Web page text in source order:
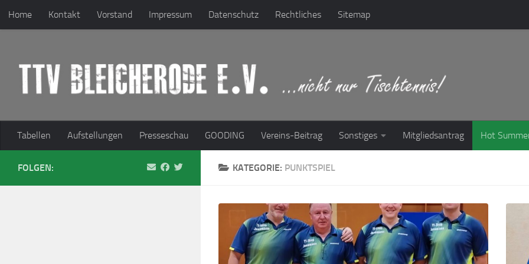
Zum Inhalt springen
Home Kontakt Vorstand Impressum Datenschutz Rechtliches Sitemap
Tabellen Aufstellungen Presseschau GOODING Vereins-Beitrag Sonstiges Mitgliedsantrag Hot
KATEGORIE: PUNKTSPIEL
FOLGEN: